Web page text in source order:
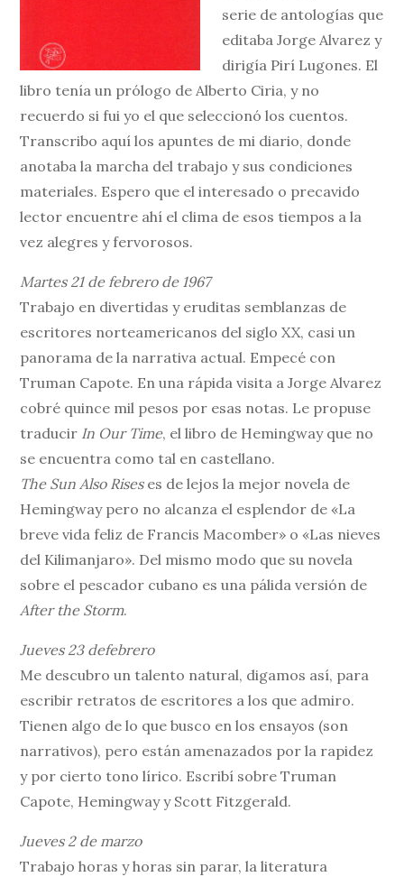
serie de antologías que
editaba Jorge Alvarez y
dirigía Pirí Lugones. El
libro tenía un prólogo de Alberto Ciria, y no
recuerdo si fui yo el que seleccionó los cuentos.
Transcribo aquí los apuntes de mi diario, donde
anotaba la marcha del trabajo y sus condiciones
materiales. Espero que el interesado o precavido
lector encuentre ahí el clima de esos tiempos a la
vez alegres y fervorosos.
Martes 21 de febrero de 1967
Trabajo en divertidas y eruditas semblanzas de
escritores norteamericanos del siglo XX, casi un
panorama de la narrativa actual. Empecé con
Truman Capote. En una rápida visita a Jorge Alvarez
cobré quince mil pesos por esas notas. Le propuse
traducir In Our Time, el libro de Hemingway que no
se encuentra como tal en castellano.
The Sun Also Riseses de lejos la mejor novela de
Hemingway pero no alcanza el esplendor de «La
breve vida feliz de Francis Macomber» o «Las nieves
del Kilimanjaro». Del mismo modo que su novela
sobre el pescador cubano es una pálida versión de
After the Storm.
Jueves 23 defebrero
Me descubro un talento natural, digamos así, para
escribir retratos de escritores a los que admiro.
Tienen algo de lo que busco en los ensayos (son
narrativos), pero están amenazados por la rapidez
y por cierto tono lírico. Escribí sobre Truman
Capote, Hemingway y Scott Fitzgerald.
Jueves 2 de marzo
Trabajo horas y horas sin parar, la literatura